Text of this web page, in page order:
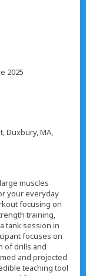
2025
Duxbury, MA,
muscles
your everyday
focusing on
training,
tank session in
focuses on
of drills and
and projected
teaching tool